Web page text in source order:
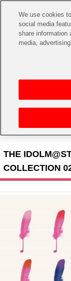
CHANNEL
ゲーム
EVENT
ASOBI TICKET
アイドルマスター
アイドルマスター
アイドルマスター
アイドルマスター シ
学園アイドルマスター
プロジェクトアイマ
テイルズ オブ シリ
イベントグッズ
トイ・ホビー
THE
COLLECTION
We use cookies
social media
share information
media,